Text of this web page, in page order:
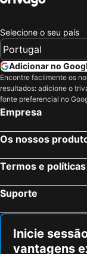
Selecione o seu país
Adicionar no
Encontre facilmente os
resultados: adicione o
fonte preferencial no
Empresa
Os nossos
Termos e políticas
Suporte
Inicie
vantagens